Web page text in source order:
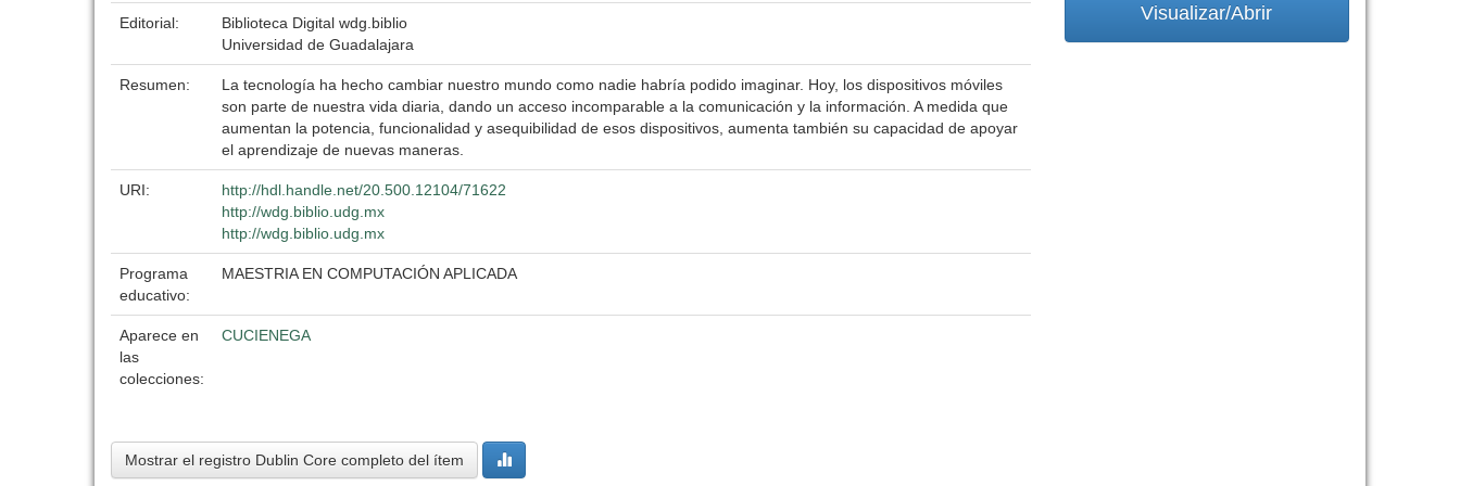
Editorial:
Biblioteca Digital wdg.biblio
Universidad de Guadalajara
Resumen:
La tecnología ha hecho cambiar nuestro mundo como nadie habría podido imaginar. Hoy, los dispositivos móviles
son parte de nuestra vida diaria, dando un acceso incomparable a la comunicación y la información. A medida que
aumentan la potencia, funcionalidad y asequibilidad de esos dispositivos, aumenta también su capacidad de apoyar
el aprendizaje de nuevas maneras.
URI:
http://hdl.handle.net/20.500.12104/71622
http://wdg.biblio.udg.mx
http://wdg.biblio.udg.mx
Programa
educativo:
MAESTRIA EN COMPUTACIÓN APLICADA
Aparece en
las
colecciones:
CUCIENEGA
Mostrar el registro Dublin Core completo del ítem
Visualizar/Abrir